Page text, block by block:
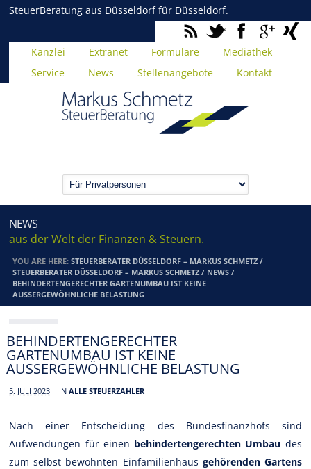
SteuerBeratung aus Düsseldorf für Düsseldorf.
Kanzlei Extranet Formulare
Mediathek
Service
News Stellenangebote Kontakt
NEWS
aus der Welt der Finanzen & Steuern.
YOU ARE HERE:STEUERBERATER DÜSSELDORF – MARKUS SCHMETZ /
STEUERBERATER DÜSSELDORF – MARKUS SCHMETZ / NEWS /
BEHINDERTENGERECHTER GARTENUMBAU IST KEINE
AUSSERGEWÖHNLICHE BELASTUNG
BEHINDERTENGERECHTER
GARTENUMBAU IST KEINE
AUSSERGEWÖHNLICHE BELASTUNG
5. JULI 2023 INALLE STEUERZAHLER
Nach einer Entscheidung des Bundesfinanzhofs sind
Aufwendungen für einen behindertengerechten Umbau des
zum selbst bewohnten Einfamilienhaus gehörenden Gartens